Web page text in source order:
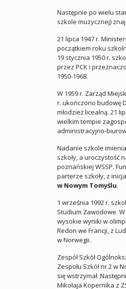
Następnie po wielu
szkole muzycznej)
21 lipca 1947 r.
początkiem roku
19 stycznia 1950 r.
przez PCK i
1950-1968.
W 1959 r. Zarząd
r. ukończono budowę
młodzież licealną. 21
wielkim tempie
administracyjno-
Nadanie szkole
szkoły, a uroczystość
poznańskiej WSSP.
parterze szkoły, z
w Nowym Tomyślu.
1 września 1992 r.
Studium Zawodowe.
wysokie wyniki w
Redon we Francji, z
w Norwegii.
Zespół Szkół
Zespołu Szkół nr 2 w
się wstrzymał.
Mikołaja Kopernika z